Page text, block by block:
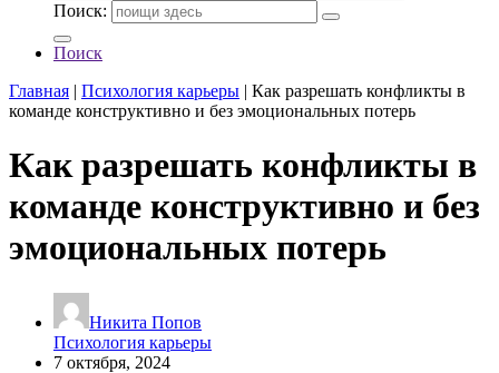
Поиск:
Поиск
Главная | Психология карьеры | Как разрешать конфликты в
команде конструктивно и без эмоциональных потерь
Как разрешать конфликты в
команде конструктивно и без
эмоциональных потерь
Никита Попов
Психология карьеры
7 октября, 2024